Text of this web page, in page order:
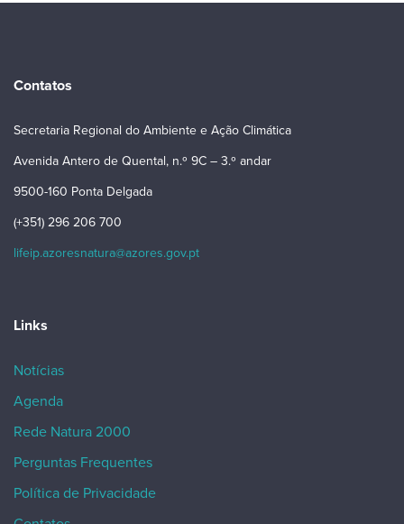
Contatos
Secretaria Regional do Ambiente e Ação Climática
Avenida Antero de Quental, n.º 9C – 3.º andar
9500-160 Ponta Delgada
(+351) 296 206 700
lifeip.azoresnatura@azores.gov.pt
Links
Notícias
Agenda
Rede Natura 2000
Perguntas Frequentes
Política de Privacidade